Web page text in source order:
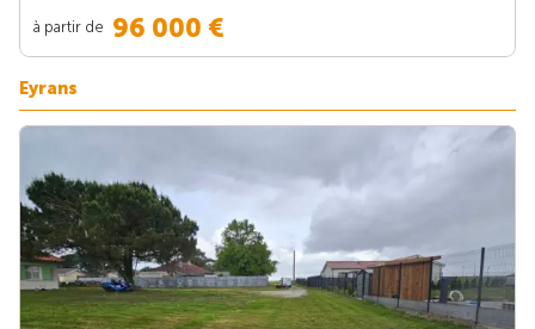
à partir de 96 000 €
Eyrans